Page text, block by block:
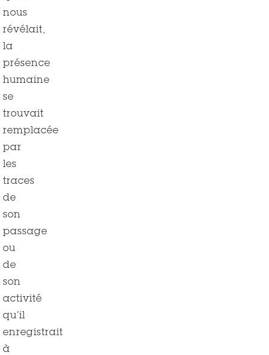
nous
révélait,
la
présence
humaine
se
trouvait
remplacée
par
les
traces
de
son
passage
ou
de
son
activité
qu’il
enregistrait
à